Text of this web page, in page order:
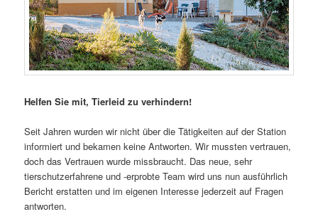
Helfen Sie mit, Tierleid zu verhindern!
Seit Jahren wurden wir nicht über die Tätigkeiten auf der Station
informiert und bekamen keine Antworten. Wir mussten vertrauen,
doch das Vertrauen wurde missbraucht. Das neue, sehr
tierschutzerfahrene und -erprobte Team wird uns nun ausführlich
Bericht erstatten und im eigenen Interesse jederzeit auf Fragen
antworten.